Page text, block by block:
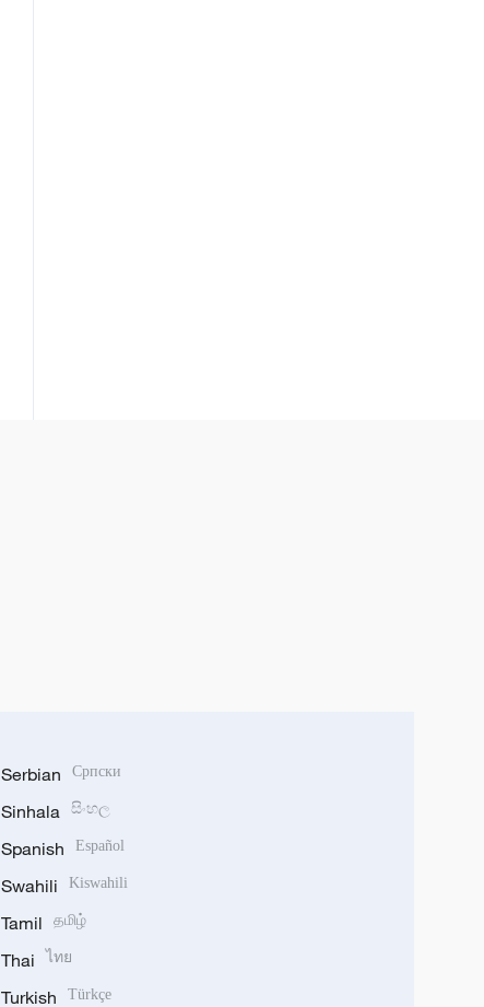
Serbian Српски
Sinhala සිංහල
Spanish Español
Swahili Kiswahili
Tamil தமிழ்
Thai ไทย
Turkish Türkçe